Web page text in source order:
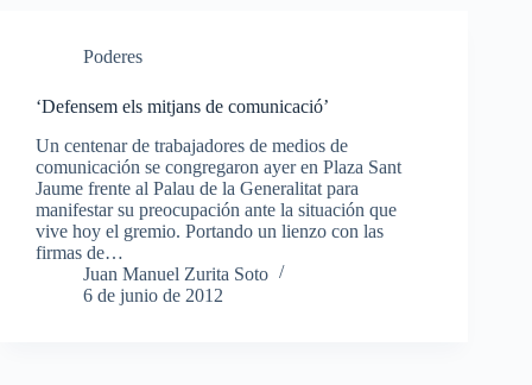
Poderes
‘Defensem els mitjans de comunicació’
Un centenar de trabajadores de medios de
comunicación se congregaron ayer en Plaza Sant
Jaume frente al Palau de la Generalitat para
manifestar su preocupación ante la situación que
vive hoy el gremio. Portando un lienzo con las
firmas de…
Juan Manuel Zurita Soto
6 de junio de 2012